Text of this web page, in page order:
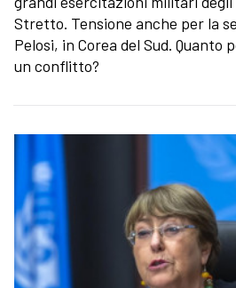
Stretto. Tensione anche per la
Pelosi, in Corea del Sud. Quanto
un conflitto?